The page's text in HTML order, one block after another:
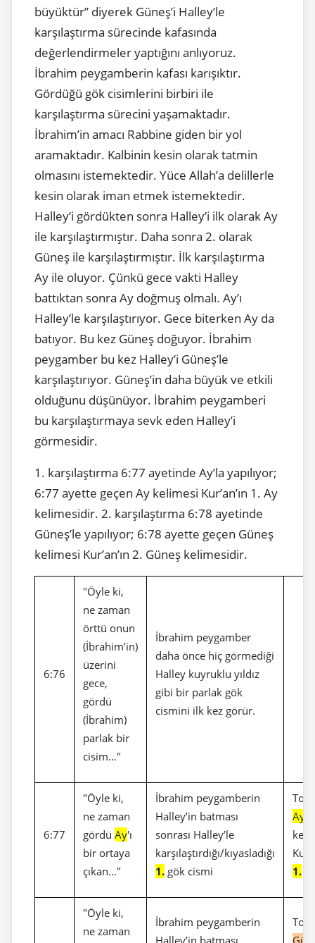
büyüktür” diyerek Güneş’i Halley’le
karşılaştırma sürecinde kafasında
değerlendirmeler yaptığını anlıyoruz.
İbrahim peygamberin kafası karışıktır.
Gördüğü gök cisimlerini birbiri ile
karşılaştırma sürecini yaşamaktadır.
İbrahim’in amacı Rabbine giden bir yol
aramaktadır. Kalbinin kesin olarak tatmin
olmasını istemektedir. Yüce Allah’a delillerle
kesin olarak iman etmek istemektedir.
Halley’i gördükten sonra Halley’i ilk olarak Ay
ile karşılaştırmıştır. Daha sonra 2. olarak
Güneş ile karşılaştırmıştır. İlk karşılaştırma
Ay ile oluyor. Çünkü gece vakti Halley
battıktan sonra Ay doğmuş olmalı. Ay’ı
Halley’le karşılaştırıyor. Gece biterken Ay da
batıyor. Bu kez Güneş doğuyor. İbrahim
peygamber bu kez Halley’i Güneş’le
karşılaştırıyor. Güneş’in daha büyük ve etkili
olduğunu düşünüyor. İbrahim peygamberi
bu karşılaştırmaya sevk eden Halley’i
görmesidir.
1. karşılaştırma 6:77 ayetinde Ay’la yapılıyor;
6:77 ayette geçen Ay kelimesi Kur’an’ın 1. Ay
kelimesidir. 2. karşılaştırma 6:78 ayetinde
Güneş’le yapılıyor; 6:78 ayette geçen Güneş
kelimesi Kur’an’ın 2. Güneş kelimesidir.
6:76
"Öyle ki,
ne zaman
örttü onun
(İbrahim’in)
üzerini
gece,
gördü
(İbrahim)
parlak bir
cisim…"
İbrahim peygamber
daha önce hiç görmediği
Halley kuyruklu yıldız
gibi bir parlak gök
cismini ilk kez görür.
6:77
"Öyle ki,
ne zaman
gördü Ay'ı
bir ortaya
çıkan…"
İbrahim peygamberin
Halley’in batması
sonrası Halley’le
karşılaştırdığı/kıyasladığı
1. gök cismi
Ay
1.
"Öyle ki,
ne zaman
İbrahim peygamberin
Halley’in batması